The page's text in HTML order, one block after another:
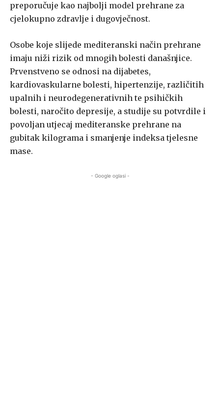
preporučuje kao najbolji model prehrane za
cjelokupno zdravlje i dugovječnost.
Osobe koje slijede mediteranski način prehrane
imaju niži rizik od mnogih bolesti današnjice.
Prvenstveno se odnosi na dijabetes,
kardiovaskularne bolesti, hipertenzije, različitih
upalnih i neurodegenerativnih te psihičkih
bolesti, naročito depresije, a studije su potvrdile i
povoljan utjecaj mediteranske prehrane na
gubitak kilograma i smanjenje indeksa tjelesne
mase.
- Google oglasi -